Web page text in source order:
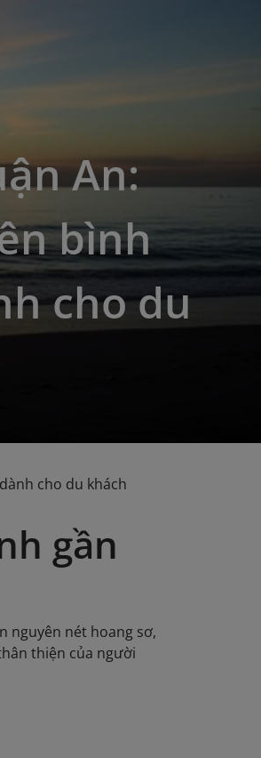
An:
bình
cho du
cho du khách
gần
nguyên nét hoang sơ,
thiện của người